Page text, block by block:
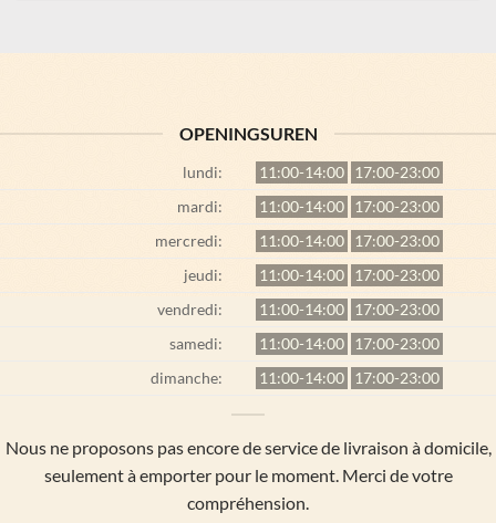
OPENINGSUREN
lundi: 11:00-14:00 17:00-23:00
mardi:
11:00-14:00 17:00-23:00
mercredi:
11:00-14:00 17:00-23:00
jeudi:
11:00-14:00 17:00-23:00
vendredi:
11:00-14:00 17:00-23:00
samedi:
11:00-14:00 17:00-23:00
dimanche:
11:00-14:00 17:00-23:00
Nous ne proposons pas encore de service de livraison à domicile,
seulement à emporter pour le moment. Merci de votre
compréhension.